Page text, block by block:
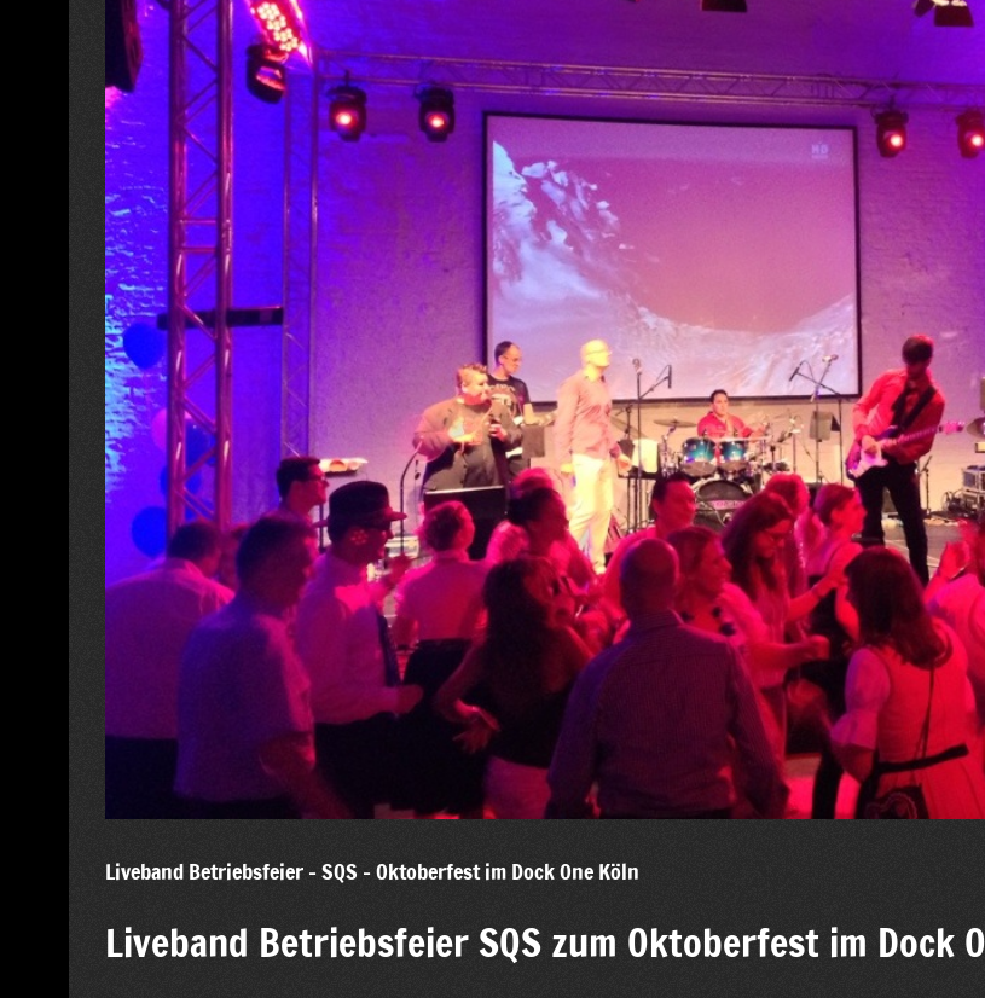
Liveband Betriebsfeier – SQS – Oktoberfest im Dock One Köln
Liveband Betriebsfeier SQS zum Oktoberfest im Dock